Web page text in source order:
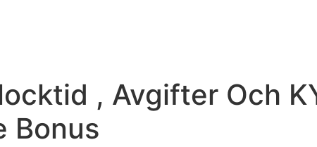
, Avgifter Och
Bonus